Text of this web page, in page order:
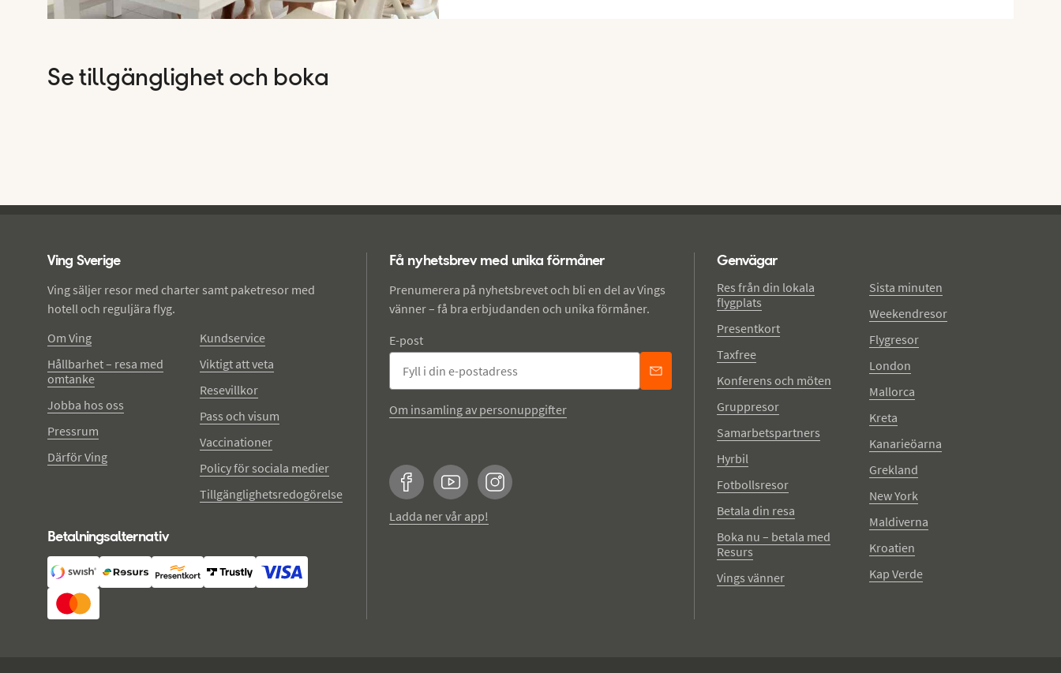
Se tillgänglighet och boka
Ving Sverige
Ving säljer resor med charter samt paketresor med
hotell och reguljära flyg.
Om Ving
Hållbarhet – resa med
omtanke
Jobba hos oss
Pressrum
Därför Ving
Kundservice
Viktigt att veta
Resevillkor
Pass och visum
Vaccinationer
Policy för sociala medier
Tillgänglighetsredogörelse
Betalningsalternativ
Få nyhetsbrev med unika förmåner
Prenumerera på nyhetsbrevet och bli en del av Vings
vänner – få bra erbjudanden och unika förmåner.
E-post
Om insamling av personuppgifter
FacebookYouTubeInstagram
Ladda ner vår app!
Genvägar
Res från din lokala
flygplats
Presentkort
Taxfree
Konferens och möten
Gruppresor
Samarbetspartners
Hyrbil
Fotbollsresor
Betala din resa
Boka nu – betala med
Resurs
Vings vänner
Sista minuten
Weekendresor
Flygresor
London
Mallorca
Kreta
Kanarieöarna
Grekland
New York
Maldiverna
Kroatien
Kap Verde